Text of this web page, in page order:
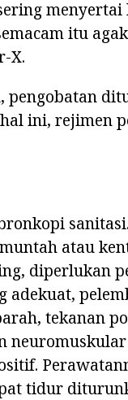
itu
X.
pengobatan
ini, rejimen
atau
diperlukan
adekuat,
tekanan
tidur